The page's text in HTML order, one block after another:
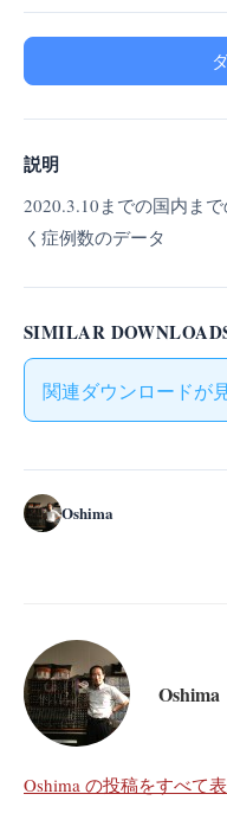
説明
2020.3.10までの国内ま
く症例数のデータ
SIMILAR
関連ダウンロードが
Oshima
Oshima
Oshima の投稿をすべて